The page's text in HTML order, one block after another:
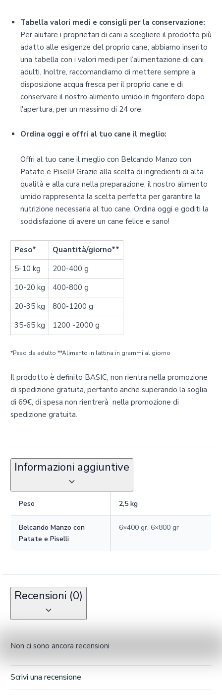
Tabella valori medi e consigli per la conservazione:
Per aiutare i proprietari di cani a scegliere il prodotto più
adatto alle esigenze del proprio cane, abbiamo inserito
una tabella con i valori medi per l’alimentazione di cani
adulti. Inoltre, raccomandiamo di mettere sempre a
disposizione acqua fresca per il proprio cane e di
conservare il nostro alimento umido in frigorifero dopo
l'apertura, per un massimo di 24 ore.
Ordina oggi e offri al tuo cane il meglio:
Offri al tuo cane il meglio con Belcando Manzo con
Patate e Piselli! Grazie alla scelta di ingredienti di alta
qualità e alla cura nella preparazione, il nostro alimento
umido rappresenta la scelta perfetta per garantire la
nutrizione necessaria al tuo cane. Ordina oggi e goditi la
soddisfazione di avere un cane felice e sano!
Peso*
Quantità/giorno**
5-10 kg
200-400 g
10-20 kg
400-800 g
20-35 kg
800-1200 g
35-65 kg
1200 -2000 g
*Peso da adulto **Alimento in lattina in grammi al giorno
Il prodotto è definito BASIC, non rientra nella promozione
di spedizione gratuita, pertanto anche superando la soglia
di 69€‚ di spesa non rientrerà nella promozione di
spedizione gratuita.
Informazioni aggiuntive
Peso 2,5 kg
Belcando Manzo con
Patate e Piselli
6×400 gr, 6×800 gr
Recensioni (0)
Non ci sono ancora recensioni
Scrivi una recensione